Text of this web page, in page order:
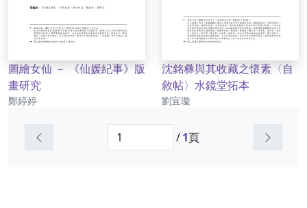
圖繪女仙 － 《仙媛紀事》版
畫研究
作者
鄭婷婷
沈銘彝與其收藏之懷素〈自
敘帖〉水鏡堂拓本
作者
劉宜璇
/1頁